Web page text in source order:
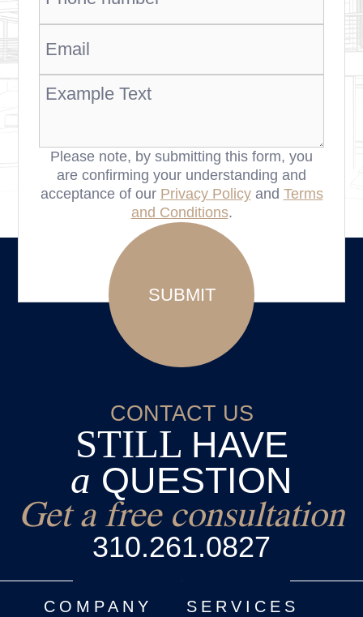
Please note, by submitting this form, you
are confirming your understanding and
acceptance of our Privacy Policyand Terms
and Conditions.
CONTACT US
STILL HAVE
a QUESTION
Get a free consultation
310.261.0827
COMPANY
SERVICES